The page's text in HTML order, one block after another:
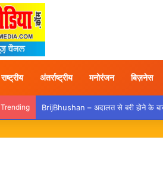
राष्ट्रीय अंतर्राष्ट्रीय मनोरंजन बिज़नेस
Trending BrijBhushan – अदालत से बरी होने के